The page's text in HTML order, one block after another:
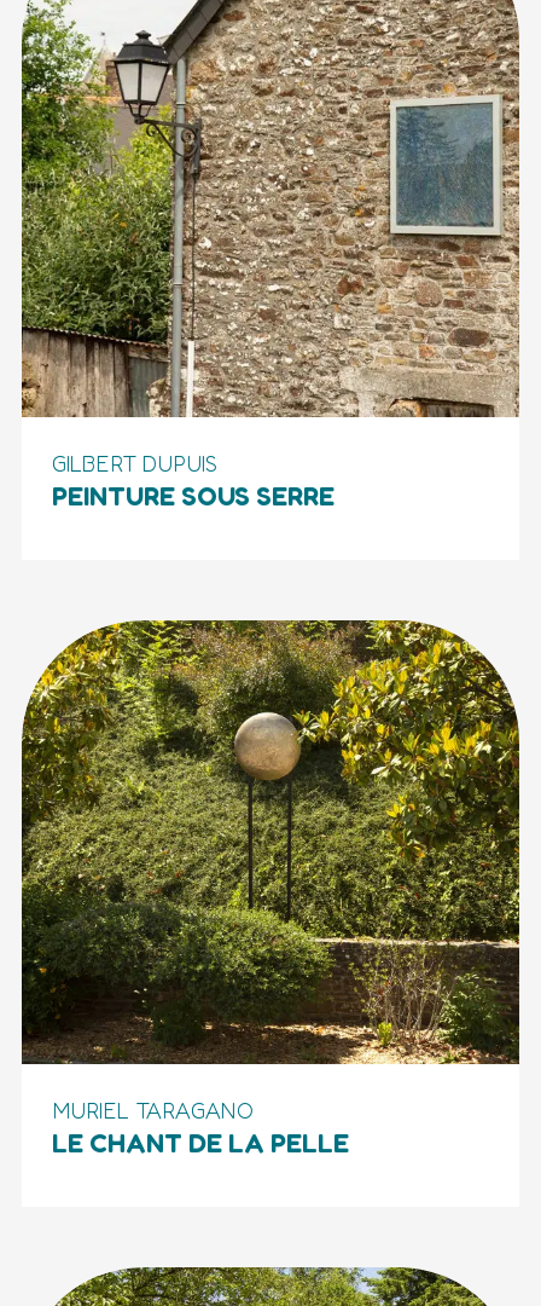
GILBERT DUPUIS
PEINTURE SOUS SERRE
MURIEL TARAGANO
LE CHANT DE LA PELLE